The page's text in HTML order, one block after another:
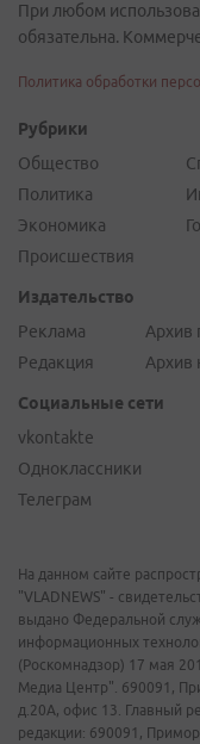
При любом
обязательна.
Политика обработки
Рубрики
Общество
Политика
Экономика
Происшествия
Издательство
Реклама
Редакция
Архив
Архив
Социальные сети
vkontakte
Одноклассники
Телеграм
На данном сайте
"VLADNEWS" -
выдано Федеральной
информационных
(Роскомнадзор) 17 мая
Медиа Центр". 690091,
д.20А, офис 13. Главный
редакции: 690091,